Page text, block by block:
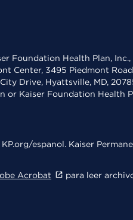
Foundation Health Plan,
Center, 3495 Piedmont
Drive, Hyattsville, MD,
Kaiser Foundation Health
KP.org/espanol. Kaiser
Acrobat para leer